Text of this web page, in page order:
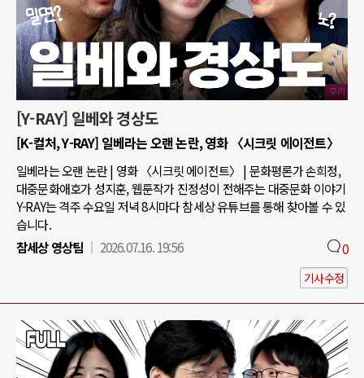
[Y-RAY] 일베와 경상도
[K-컬처, Y-RAY] 일베라는 오랜 논란, 영화 〈시크릿 에이전트〉
일베라는 오랜 논란 | 영화 〈시크릿 에이전트〉 | 문화평론가 손희정,
대중문화애호가 성지훈, 웹툰작가 진정성이 전해주는 대중문화 이야기
Y-RAY는 격주 수요일 저녁 8시마다 참세상 유튜브를 통해 찾아볼 수 있
습니다.
참세상 영상팀
2026.07.16. 19:56 0
기사수정